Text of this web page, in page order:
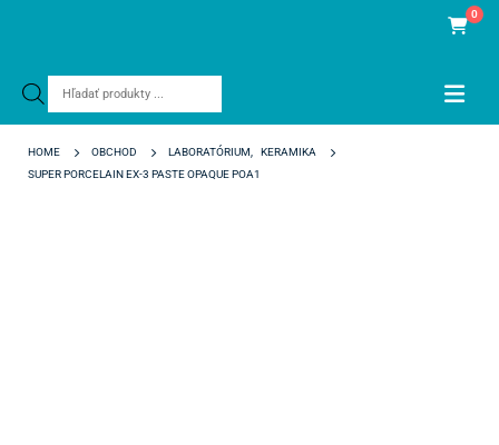
Products
0
HOME OBCHOD LABORATÓRIUM
KERAMIKA
SUPER PORCELAIN EX-3 PASTE OPAQUE POA1